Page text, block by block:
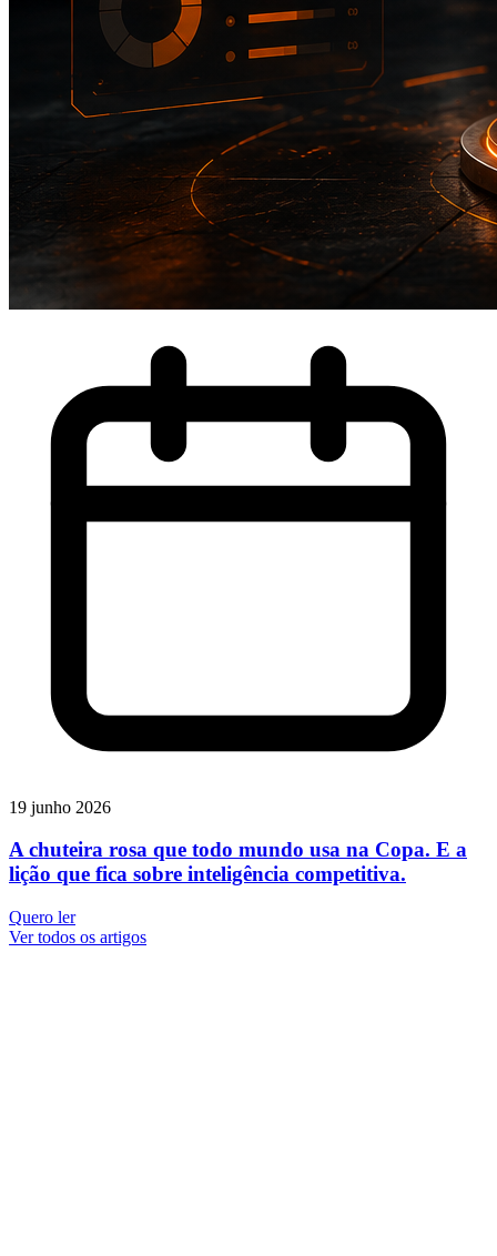
19 junho 2026
A chuteira rosa que todo mundo usa na Copa. E a
lição que fica sobre inteligência competitiva.
Quero ler
Ver todos os artigos